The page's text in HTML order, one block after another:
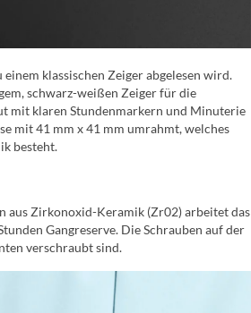
klassischen Zeiger abgelesen wird.
schwarz-weißen Zeiger für die
mit klaren Stundenmarkern und Minuterie
mit 41 mm x 41 mm umrahmt, welches
besteht.
aus Zirkonoxid-Keramik (Zr02) arbeitet das
Gangreserve. Die Schrauben auf der
verschraubt sind.